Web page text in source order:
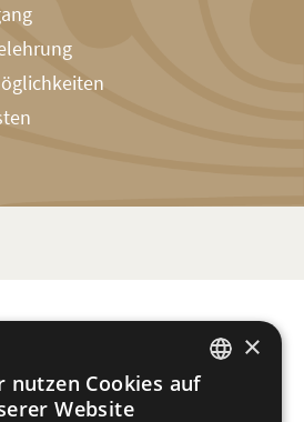
DEFAULT LANGUAGE
×
nutzen Cookies auf
Website